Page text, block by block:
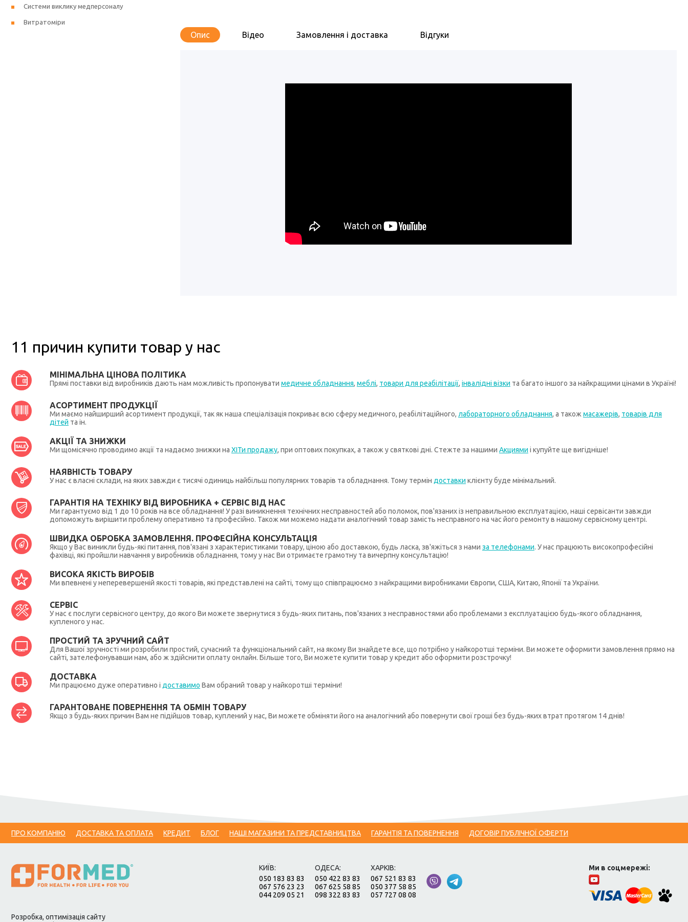
Опис Відео Замовлення і доставка Відгуки
Системи виклику медперсоналу
Витратоміри
11 причин купити товар у нас
МІНІМАЛЬНА ЦІНОВА ПОЛІТИКА
Прямі поставки від виробників дають нам можливість пропонувати медичне обладнання, меблі, товари для реабілітації, інвалідні візки та багато іншого за найкращими цінами в Україні!
АСОРТИМЕНТ ПРОДУКЦІЇ
Ми маємо найширший асортимент продукції, так як наша спеціалізація покриває всю сферу медичного, реабілітаційного, лабораторного обладнання, а також масажерів, товарів для
дітей та ін.
АКЦІЇ ТА ЗНИЖКИ
Ми щомісячно проводимо акції та надаємо знижки на ХІТи продажу, при оптових покупках, а також у святкові дні. Стежте за нашими Акциями і купуйте ще вигідніше!
НАЯВНІСТЬ ТОВАРУ
У нас є власні склади, на яких завжди є тисячі одиниць найбільш популярних товарів та обладнання. Тому термін доставки клієнту буде мінімальний.
ГАРАНТІЯ НА ТЕХНІКУ ВІД ВИРОБНИКА + СЕРВІС ВІД НАС
Ми гарантуємо від 1 до 10 років на все обладнання! У разі виникнення технічних несправностей або поломок, пов'язаних із неправильною експлуатацією, наші сервісанти завжди
допоможуть вирішити проблему оперативно та професійно. Також ми можемо надати аналогічний товар замість несправного на час його ремонту в нашому сервісному центрі.
ШВИДКА ОБРОБКА ЗАМОВЛЕННЯ. ПРОФЕСІЙНА КОНСУЛЬТАЦІЯ
Якщо у Вас виникли будь-які питання, пов'язані з характеристиками товару, ціною або доставкою, будь ласка, зв'яжіться з нами за телефонами. У нас працюють високопрофесійні
фахівці, які пройшли навчання у виробників обладнання, тому у нас Ви отримаєте грамотну та вичерпну консультацію!
ВИСОКА ЯКІСТЬ ВИРОБІВ
Ми впевнені у неперевершеній якості товарів, які представлені на сайті, тому що співпрацюємо з найкращими виробниками Європи, США, Китаю, Японії та України.
СЕРВІС
У нас є послуги сервісного центру, до якого Ви можете звернутися з будь-яких питань, пов'язаних з несправностями або проблемами з експлуатацією будь-якого обладнання,
купленого у нас.
ПРОСТИЙ ТА ЗРУЧНИЙ САЙТ
Для Вашої зручності ми розробили простий, сучасний та функціональний сайт, на якому Ви знайдете все, що потрібно у найкоротші терміни. Ви можете оформити замовлення прямо на
сайті, зателефонувавши нам, або ж здійснити оплату онлайн. Більше того, Ви можете купити товар у кредит або оформити розстрочку!
ДОСТАВКА
Ми працюємо дуже оперативно і доставимо Вам обраний товар у найкоротші терміни!
ГАРАНТОВАНЕ ПОВЕРНЕННЯ ТА ОБМІН ТОВАРУ
Якщо з будь-яких причин Вам не підійшов товар, куплений у нас, Ви можете обміняти його на аналогічний або повернути свої гроші без будь-яких втрат протягом 14 днів!
ПРО КОМПАНІЮ ДОСТАВКА ТА ОПЛАТА КРЕДИТ БЛОГ НАШІ МАГАЗИНИ ТА ПРЕДСТАВНИЦТВА ГАРАНТІЯ ТА ПОВЕРНЕННЯ ДОГОВІР ПУБЛІЧНОЇ ОФЕРТИ
КИЇВ:
050 183 83 83
067 576 23 23
044 209 05 21
ОДЕСА:
050 422 83 83
067 625 58 85
098 322 83 83
ХАРКІВ:
067 521 83 83
050 377 58 85
057 727 08 08
Ми в соцмережі:
Розробка, оптимізація сайту